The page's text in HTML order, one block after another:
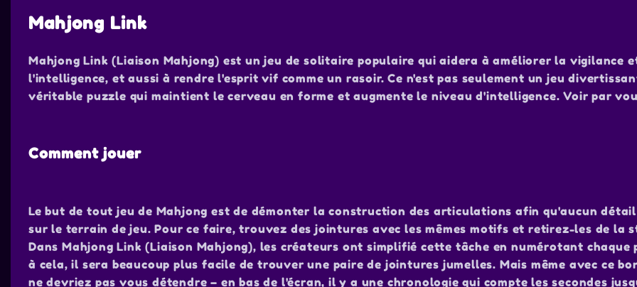
Mahjong Link
Mahjong Link (Liaison Mahjong) est un jeu de solitaire populaire qui aidera à améliorer la vigilance
l'intelligence, et aussi à rendre l'esprit vif comme un rasoir. Ce n'est pas seulement un jeu
véritable puzzle qui maintient le cerveau en forme et augmente le niveau d'intelligence. Voir par
Comment jouer
Le but de tout jeu de Mahjong est de démonter la construction des articulations afin qu'aucun
sur le terrain de jeu. Pour ce faire, trouvez des jointures avec les mêmes motifs et retirez-les de la
Dans Mahjong Link (Liaison Mahjong), les créateurs ont simplifié cette tâche en numérotant chaque
à cela, il sera beaucoup plus facile de trouver une paire de jointures jumelles. Mais même avec ce
ne devriez pas vous détendre – en bas de l'écran, il y a une chronologie qui compte les secondes